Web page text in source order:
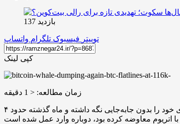
بازدید 137
توییتر فیسبوک تلگرام واتساپ
کپی لینک
زمان مطالعه: < 1 دقیقه
بازار بیت‌کوین بار دیگر تحت تأثیر حرکت یک نهنگ قدیمی قرار گرفته است. به گزارش لوک‌آنچین، کیف پولی که بیش از هشت سال بیت‌کوین‌های خود را بدون جابه‌جایی نگه داشته و ماه گذشته حدود ۴